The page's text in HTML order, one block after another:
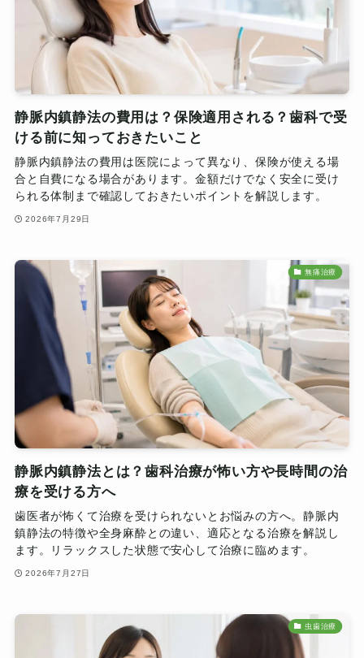
静脈内鎮静法の費用は？保険適用される？歯科で受
ける前に知っておきたいこと
静脈内鎮静法の費用は医院によって異なり、保険が使える場
合と自費になる場合があります。金額だけでなく安全に受け
られる体制まで確認しておきたいポイントを解説します。
2026年7月29日
無痛治療
静脈内鎮静法とは？歯科治療が怖い方や長時間の治
療を受ける方へ
歯医者が怖くて治療を受けられないとお悩みの方へ。静脈内
鎮静法の特徴や全身麻酔との違い、適応となる治療を解説し
ます。リラックスした状態で安心して治療に臨めます。
2026年7月27日
虫歯治療